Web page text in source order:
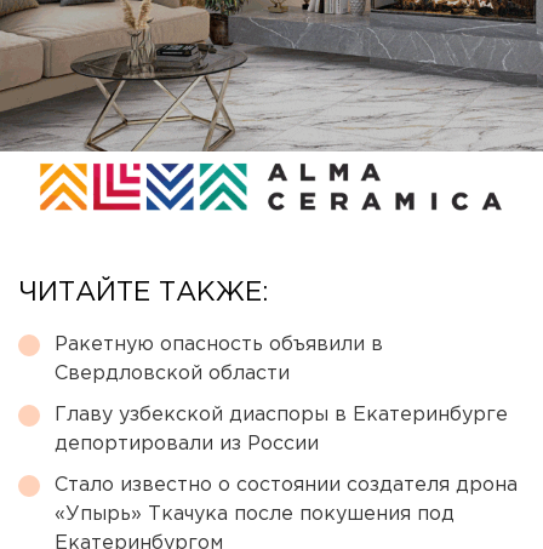
ЧИТАЙТЕ ТАКЖЕ:
Ракетную опасность объявили в
Свердловской области
Главу узбекской диаспоры в Екатеринбурге
депортировали из России
Стало известно о состоянии создателя дрона
«Упырь» Ткачука после покушения под
Екатеринбургом